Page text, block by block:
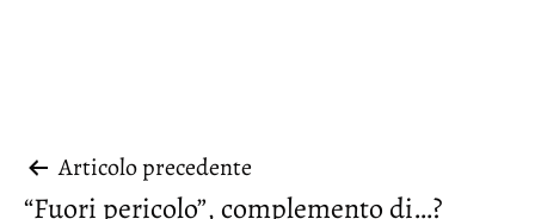
Navigazione
Articolo precedente
“Fuori pericolo”, complemento di…?